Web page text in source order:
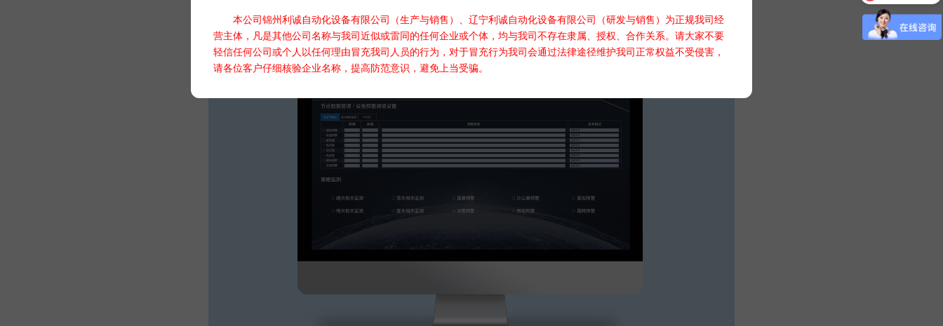
本公司锦州利诚自动化设备有限公司（生产与销售）、辽宁利诚自动化设备有限公司（研发与销售）为正规我司经
营主体，凡是其他公司名称与我司近似或雷同的任何企业或个体，均与我司不存在隶属、授权、合作关系。请大家不要
轻信任何公司或个人以任何理由冒充我司人员的行为，对于冒充行为我司会通过法律途径维护我司正常权益不受侵害，
请各位客户仔细核验企业名称，提高防范意识，避免上当受骗。